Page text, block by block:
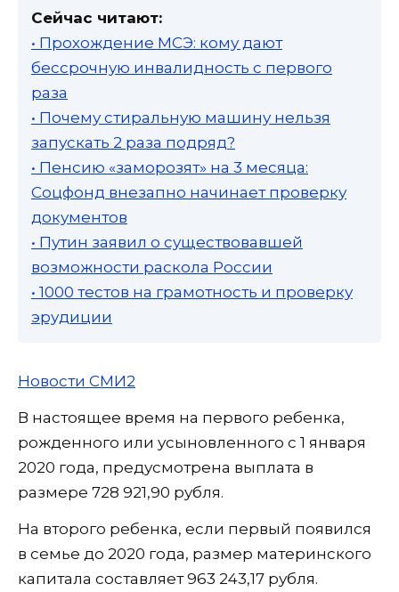
Сейчас читают:
• Прохождение МСЭ: кому дают
бессрочную инвалидность с первого
раза
• Почему стиральную машину нельзя
запускать 2 раза подряд?
• Пенсию «заморозят» на 3 месяца:
Соцфонд внезапно начинает проверку
документов
• Путин заявил о существовавшей
возможности раскола России
• 1000 тестов на грамотность и проверку
эрудиции
Новости СМИ2
В настоящее время на первого ребенка,
рожденного или усыновленного с 1 января
2020 года, предусмотрена выплата в
размере 728 921,90 рубля.
На второго ребенка, если первый появился
в семье до 2020 года, размер материнского
капитала составляет 963 243,17 рубля.